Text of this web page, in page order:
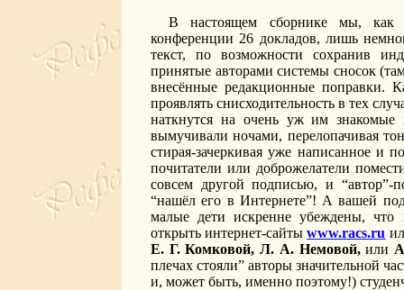
В настоящем сборнике мы, как
конференции 26 докладов, лишь
текст, по возможности сохранив
принятые авторами системы сносок
внесённые редакционные поправки.
проявлять снисходительность в тех
наткнутся на очень уж им
вымучивали ночами, перелопачивая
стирая-зачеркивая уже написанное и
почитатели или доброжелатели
совсем другой подписью, и
“нашёл его в Интернете”! А вашей
малые дети искренне убеждены, что
открыть интернет-сайтыwww.racs.ru
Е. Г. Комковой, Л. А. Немовой,или
плечах стояли” авторы значительной
и, может быть, именно поэтому!)